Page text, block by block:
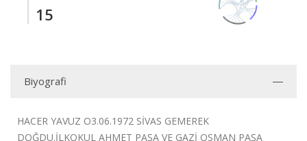
15
Biyografi
HACER YAVUZ O3.06.1972 SİVAS GEMEREK
DOĞDU.İLKOKUL AHMET PAŞA VE GAZİ OSMAN PAŞA